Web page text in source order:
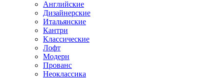
Английские
Дизайнерские
Итальянские
Кантри
Классические
Лофт
Модерн
Прованс
Неоклассика